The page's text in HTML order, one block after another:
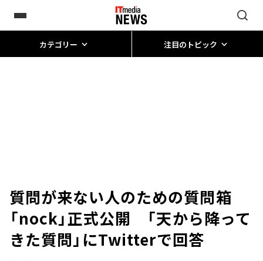
カテゴリー 注目のトピック
質問が来ない人のための質問箱
「nock」正式公開 「天から降って
きた質問」にTwitterで回答